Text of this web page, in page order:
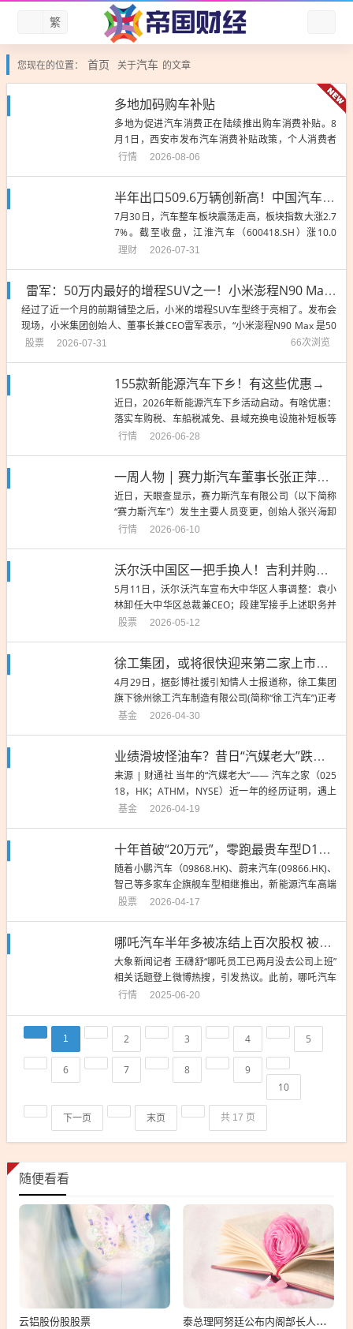
繁
您现在的位置： 首页 关于汽车 的文章
多地加码购车补贴
多地为促进汽车消费正在陆续推出购车消费补贴。8
月1日，西安市发布汽车消费补贴政策，个人消费者
购买纳入《减免车辆购置税的新能源汽车车型目录》
消费政策，变化集中在简化申领流程、调整购车补贴
和明确资金配额等方面...
行情 2026-08-06
半年出口509.6万辆创新高！中国汽车凭硬实力领跑全球，板块大爆发
7月30日，汽车整车板块震荡走高，板块指数大涨2.7
7%。截至收盘，江淮汽车（600418.SH）涨10.0
1%，千里科技（601777.SH）涨6.34%，赛力斯（60
海关口径，20...
理财 2026-07-31
雷军：50万内最好的增程SUV之一！小米澎程N90 Max预售29.99万元，能否复制YU7热度？
经过了近一个月的前期铺垫之后，小米的增程SUV车型终于亮相了。发布会
现场，小米集团创始人、董事长兼CEO雷军表示，“小米澎程N90 Max 是50
万以内最好的增程SUV之一。”“两年半的时间，小米汽车发布了两款车，小
股票 2026-07-31 66次浏览
155款新能源汽车下乡！有这些优惠→
近日，2026年新能源汽车下乡活动启动。有啥优惠：
落实车购税、车船税减免、县域充换电设施补短板等
政策。对换购新能源汽车的乡村地区消费者，均可按
号中6月18日发布2026年新能源汽车下乡车型目录。
来源：中国政...
行情 2026-06-28
一周人物 | 赛力斯汽车董事长张正萍：从“问界推手”到赛力斯掌门人
近日，天眼查显示，赛力斯汽车有限公司（以下简称
“赛力斯汽车”）发生主要人员变更，创始人张兴海卸
任董事长，由张正萍接任。公开资料显示，张正萍生
此作为赛力斯迈向新能源赛道的关键起点。2017年，
他主导...
行情 2026-06-10
沃尔沃中国区一把手换人！吉利并购沃尔沃汽车的功臣辞任，奔驰前高管接棒
5月11日，沃尔沃汽车宣布大中华区人事调整：袁小
林卸任大中华区总裁兼CEO；段建军接手上述职务并
加入沃尔沃汽车集团核心管理层以及全球销售管理
整）是沃尔沃汽车在既有区域化战略和组织架构基础
上的一次正常管理层...
股票 2026-05-12
徐工集团，或将很快迎来第二家上市公司
4月29日，据彭博社援引知情人士报道称，徐工集团
旗下徐州徐工汽车制造有限公司(简称“徐工汽车”)正考
虑在香港上市。据知情人士透露，徐工汽车计划最早
和时间等细节。徐工汽车生产重型卡车，包括电动、
混合动力...
基金 2026-04-30
业绩滑坡怪油车？昔日“汽媒老大”跌落风口，白衣骑士无力拯救
来源 | 财通社 当年的“汽媒老大”—— 汽车之家（025
18，HK；ATHM，NYSE）近一年的经历证明，遇上
“白衣骑士”不一定是被拯救，也有可能是在短暂换“东
报显示， 汽车之家2025年的业绩...
基金 2026-04-19
十年首破“20万元”，零跑最贵车型D19上市！朱江明：高端车也能用成本价
随着小鹏汽车（09868.HK)、蔚来汽车(09866.HK)、
智己等多家车企旗舰车型相继推出，新能源汽车高端
化已成为行业共识。乘联分会秘书长崔东树此前在分
端车型销售占比显著提升，中低价车型销量占比下
降。4...
股票 2026-04-17
哪吒汽车半年多被冻结上百次股权 被执行金额超1.58亿
大象新闻记者 王礴舒“哪吒员工已两月没去公司上班”
相关话题登上微博热搜，引发热议。此前，哪吒汽车
员工称收到居家办公通知，哪吒员工表示，因为薪酬
哪吒汽车当前被执行金额超1.58亿元，名下涉及30余
条限制高消费信息，今年5月因实施了经责令改正拒
不改正的行为，...
行情 2025-06-20
1 2 3 4 5
6 7 8
9
10
下一页 末页 共 17 页
随便看看
云铝股份股股票 泰总理阿努廷公布内阁部长人选名单